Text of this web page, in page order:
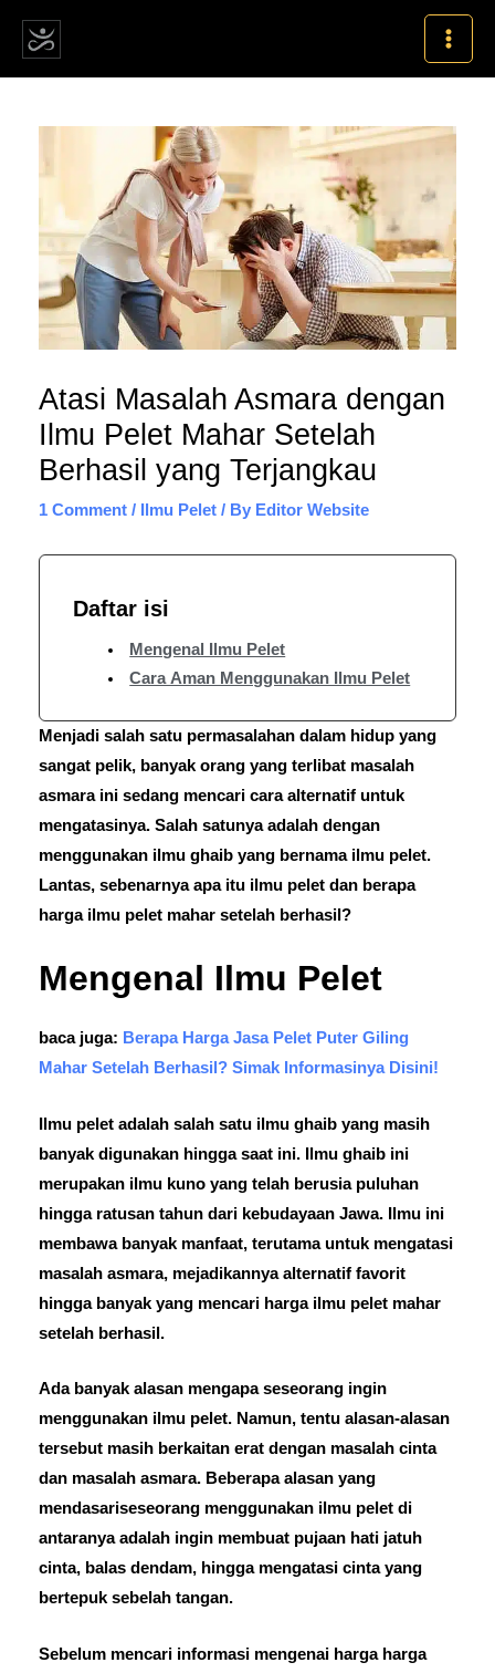
Atasi Masalah Asmara dengan
Ilmu Pelet Mahar Setelah
Berhasil yang Terjangkau
1 Comment / Ilmu Pelet/ By Editor Website
Daftar isi
Mengenal Ilmu Pelet
Cara Aman Menggunakan Ilmu Pelet
Menjadi salah satu permasalahan dalam hidup yang
sangat pelik, banyak orang yang terlibat masalah
asmara ini sedang mencari cara alternatif untuk
mengatasinya. Salah satunya adalah dengan
menggunakan ilmu ghaib yang bernama ilmu pelet.
Lantas, sebenarnya apa itu ilmu pelet dan berapa
harga ilmu pelet mahar setelah berhasil?
Mengenal Ilmu Pelet
baca juga: Berapa Harga Jasa Pelet Puter Giling
Mahar Setelah Berhasil? Simak Informasinya Disini!
Ilmu pelet adalah salah satu ilmu ghaib yang masih
banyak digunakan hingga saat ini. Ilmu ghaib ini
merupakan ilmu kuno yang telah berusia puluhan
hingga ratusan tahun dari kebudayaan Jawa. Ilmu ini
membawa banyak manfaat, terutama untuk mengatasi
masalah asmara, mejadikannya alternatif favorit
hingga banyak yang mencari harga ilmu pelet mahar
setelah berhasil.
Ada banyak alasan mengapa seseorang ingin
menggunakan ilmu pelet. Namun, tentu alasan-alasan
tersebut masih berkaitan erat dengan masalah cinta
dan masalah asmara. Beberapa alasan yang
mendasariseseorang menggunakan ilmu pelet di
antaranya adalah ingin membuat pujaan hati jatuh
cinta, balas dendam, hingga mengatasi cinta yang
bertepuk sebelah tangan.
Sebelum mencari informasi mengenai harga harga